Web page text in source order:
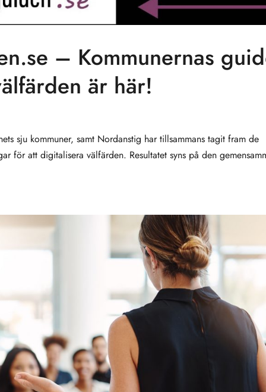
– Kommunernas
är här!
sju kommuner, samt Nordanstig har tillsammans tagit fram de
för att digitalisera välfärden. Resultatet syns på den